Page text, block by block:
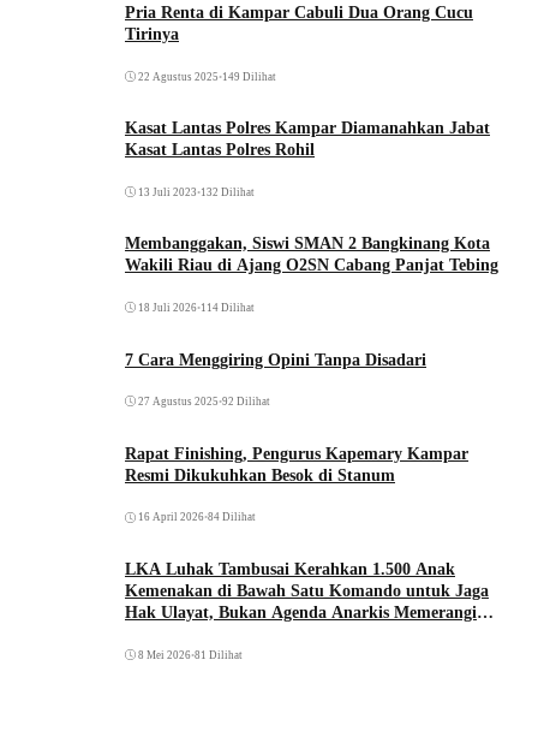
Pria Renta di Kampar Cabuli Dua Orang Cucu
Tirinya
22 Agustus 2025 •149 Dilihat
Kasat Lantas Polres Kampar Diamanahkan Jabat
Kasat Lantas Polres Rohil
13 Juli 2023 •132 Dilihat
Membanggakan, Siswi SMAN 2 Bangkinang Kota
Wakili Riau di Ajang O2SN Cabang Panjat Tebing
18 Juli 2026•114 Dilihat
7 Cara Menggiring Opini Tanpa Disadari
27 Agustus 2025 •92 Dilihat
Rapat Finishing, Pengurus Kapemary Kampar
Resmi Dikukuhkan Besok di Stanum
16 April 2026•84 Dilihat
LKA Luhak Tambusai Kerahkan 1.500 Anak
Kemenakan di Bawah Satu Komando untuk Jaga
Hak Ulayat, Bukan Agenda Anarkis Memerangi
8 Mei 2026•81 Dilihat